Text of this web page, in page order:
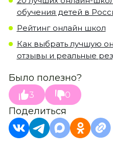
обучения детей в
Рейтинг онлайн школ
Как выбрать лучшую
отзывы и реальные
Было полезно?
3 0
Поделиться